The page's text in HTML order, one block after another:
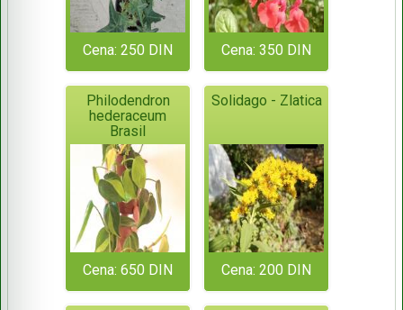
Cena: 250 DIN Cena: 350 DIN
Philodendron
hederaceum
Brasil
Cena: 650 DIN
Solidago - Zlatica
Cena: 200 DIN